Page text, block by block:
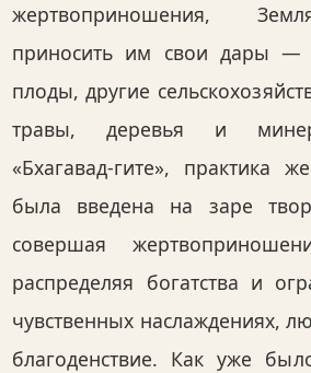
жертвоприношения,
приносить им свои дары
плоды, другие
травы, деревья и
«Бхагавад-гите», практика
была введена на заре
совершая
распределяя богатства и
чувственных наслаждениях,
благоденствие. Как уже